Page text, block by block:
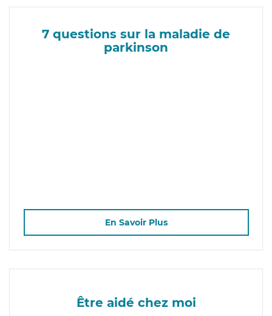
7 questions sur la maladie de
parkinson
En Savoir Plus
Être aidé chez moi